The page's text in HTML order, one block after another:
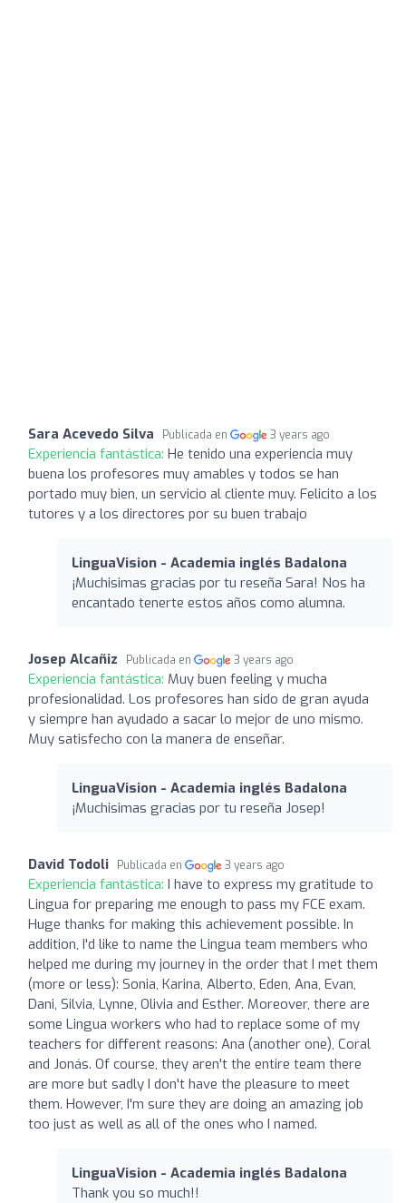
Sara Acevedo Silva Publicada en 3 years ago
Experiencia fantástica: He tenido una experiencia muy
buena los profesores muy amables y todos se han
portado muy bien, un servicio al cliente muy. Felicito a los
tutores y a los directores por su buen trabajo
LinguaVision - Academia inglés Badalona
¡Muchisimas gracias por tu reseña Sara! Nos ha
encantado tenerte estos años como alumna.
Josep Alcañiz Publicada en 3 years ago
Experiencia fantástica: Muy buen feeling y mucha
profesionalidad. Los profesores han sido de gran ayuda
y siempre han ayudado a sacar lo mejor de uno mismo.
Muy satisfecho con la manera de enseñar.
LinguaVision - Academia inglés Badalona
¡Muchisimas gracias por tu reseña Josep!
David Todoli Publicada en 3 years ago
Experiencia fantástica: I have to express my gratitude to
Lingua for preparing me enough to pass my FCE exam.
Huge thanks for making this achievement possible. In
addition, I'd like to name the Lingua team members who
helped me during my journey in the order that I met them
(more or less): Sonia, Karina, Alberto, Eden, Ana, Evan,
Dani, Silvia, Lynne, Olivia and Esther. Moreover, there are
some Lingua workers who had to replace some of my
teachers for different reasons: Ana (another one), Coral
and Jonás. Of course, they aren't the entire team there
are more but sadly I don't have the pleasure to meet
them. However, I'm sure they are doing an amazing job
too just as well as all of the ones who I named.
LinguaVision - Academia inglés Badalona
Thank you so much!!